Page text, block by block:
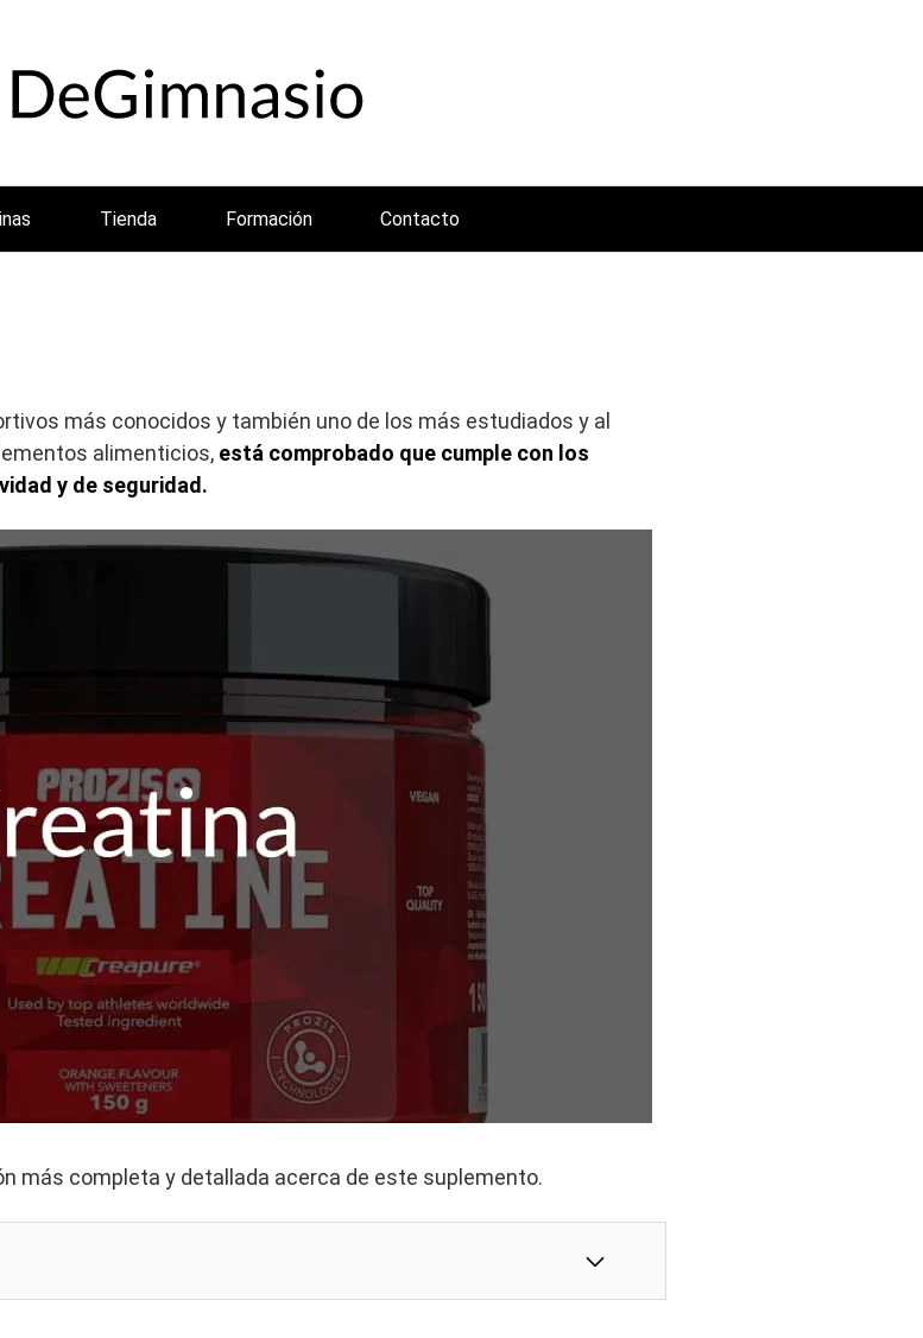
Tienda Formación Contacto
más conocidos y también uno de los más estudiados y al
alimenticios, está comprobado que cumple con los
y de seguridad.
más completa y detallada acerca de este suplemento.